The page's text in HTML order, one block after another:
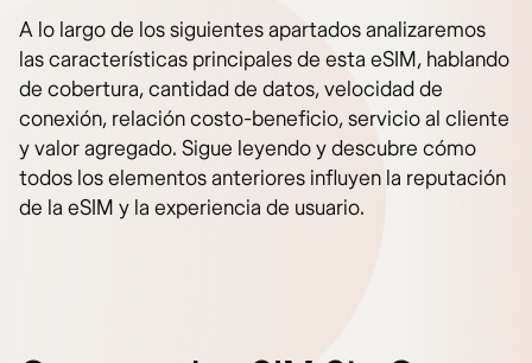
A lo largo de los siguientes apartados analizaremos
las características principales de esta eSIM, hablando
de cobertura, cantidad de datos, velocidad de
conexión, relación costo-beneficio, servicio al cliente
y valor agregado. Sigue leyendo y descubre cómo
todos los elementos anteriores influyen la reputación
de la eSIM y la experiencia de usuario.